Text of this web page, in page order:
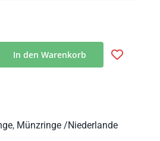
In den Warenkorb
, Münzringe /Niederlande